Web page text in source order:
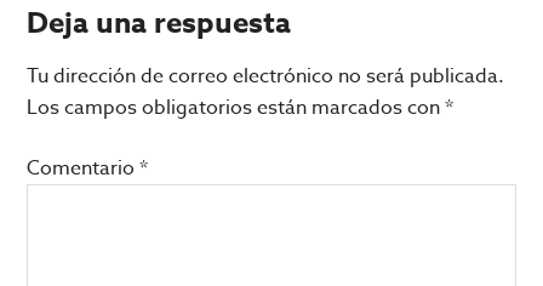
Interacciones
con
los
lectores
Deja una respuesta
Tu dirección de correo electrónico no será publicada.
Los campos obligatorios están marcados con*
Comentario*